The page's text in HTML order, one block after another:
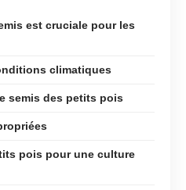
est cruciale pour les
climatiques
semis des petits pois
pois pour une culture